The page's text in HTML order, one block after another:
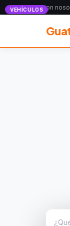
Anunciate con
VEHÍCULOS